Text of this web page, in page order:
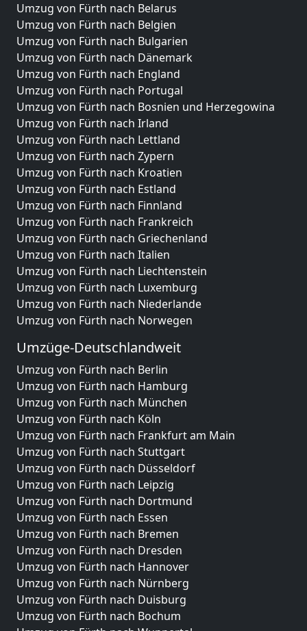
Umzug von Fürth nach Belarus
Umzug von Fürth nach Belgien
Umzug von Fürth nach Bulgarien
Umzug von Fürth nach Dänemark
Umzug von Fürth nach England
Umzug von Fürth nach Portugal
Umzug von Fürth nach Bosnien und Herzegowina
Umzug von Fürth nach Irland
Umzug von Fürth nach Lettland
Umzug von Fürth nach Zypern
Umzug von Fürth nach Kroatien
Umzug von Fürth nach Estland
Umzug von Fürth nach Finnland
Umzug von Fürth nach Frankreich
Umzug von Fürth nach Griechenland
Umzug von Fürth nach Italien
Umzug von Fürth nach Liechtenstein
Umzug von Fürth nach Luxemburg
Umzug von Fürth nach Niederlande
Umzug von Fürth nach Norwegen
Umzüge-Deutschlandweit
Umzug von Fürth nach Berlin
Umzug von Fürth nach Hamburg
Umzug von Fürth nach München
Umzug von Fürth nach Köln
Umzug von Fürth nach Frankfurt am Main
Umzug von Fürth nach Stuttgart
Umzug von Fürth nach Düsseldorf
Umzug von Fürth nach Leipzig
Umzug von Fürth nach Dortmund
Umzug von Fürth nach Essen
Umzug von Fürth nach Bremen
Umzug von Fürth nach Dresden
Umzug von Fürth nach Hannover
Umzug von Fürth nach Nürnberg
Umzug von Fürth nach Duisburg
Umzug von Fürth nach Bochum